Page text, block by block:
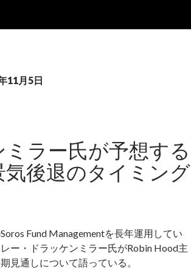
11月5日
ミラー氏が予想する
気後退のタイミング
Fund Managementを長年運用してい
ー・ドラッケンミラー氏がRobin Hood主
見通しについて語っている。